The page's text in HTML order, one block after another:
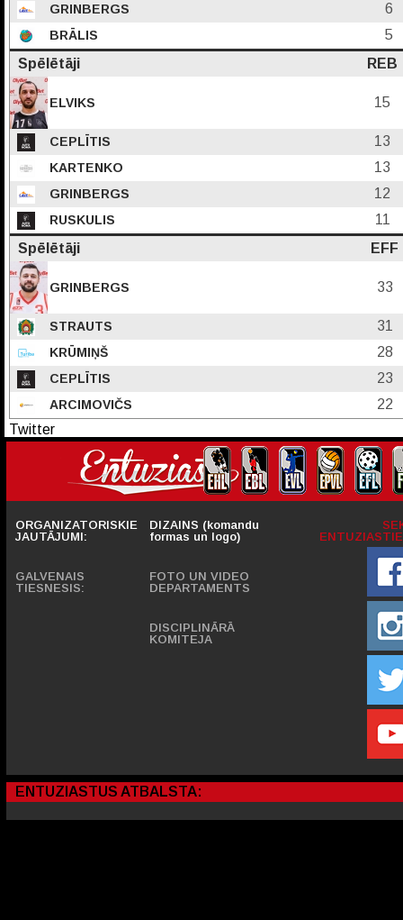
GRINBERGS 6
BRĀLIS
5
Spēlētāji
REB
ELVIKS 15
CEPLĪTIS 13
KARTENKO 13
GRINBERGS 12
RUSKULIS
11
Spēlētāji
EFF
GRINBERGS 33
STRAUTS 31
KRŪMIŅŠ 28
CEPLĪTIS 23
ARCIMOVIČS
22
Twitter
ORGANIZATORISKIE
JAUTĀJUMI:
GALVENAIS
TIESNESIS:
DIZAINS (komandu
formas un logo)
FOTO UN VIDEO
DEPARTAMENTS
DISCIPLINĀRĀ
KOMITEJA
ENTUZIASTUS ATBALSTA: